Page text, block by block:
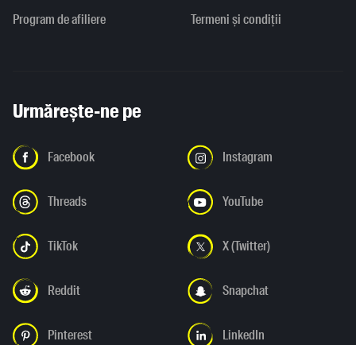
Program de afiliere Termeni și condiții
Urmărește-ne pe
Facebook Instagram
Threads YouTube
TikTok X (Twitter)
Reddit Snapchat
Pinterest LinkedIn